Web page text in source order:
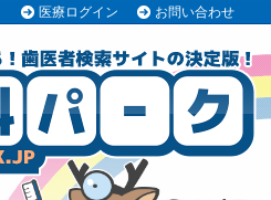
医療ログイン お問い合わせ